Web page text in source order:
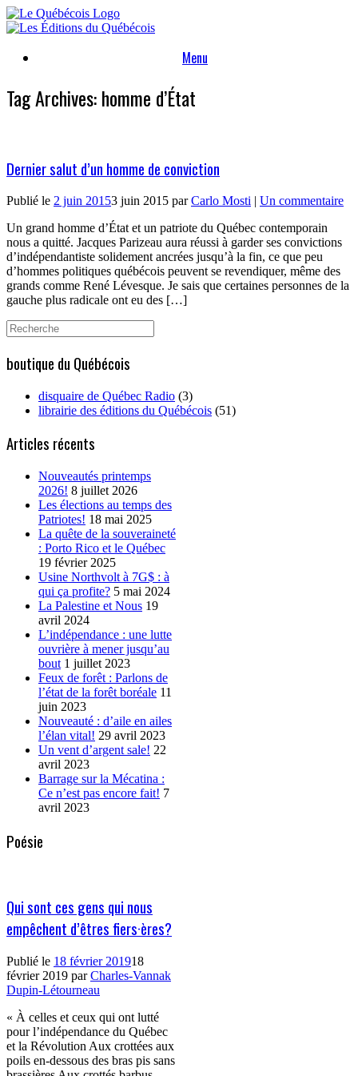
Skip
to
Menu
Tag Archives:homme d’État
Dernier salut d’un homme de conviction
Publié le 2 juin 20153 juin 2015 parCarlo Mosti | Un commentaire
Un grand homme d’État et un patriote du Québec contemporain
nous a quitté. Jacques Parizeau aura réussi à garder ses convictions
d’indépendantiste solidement ancrées jusqu’à la fin, ce que peu
d’hommes politiques québécois peuvent se revendiquer, même des
grands comme René Lévesque. Je sais que certaines personnes de la
gauche plus radicale ont eu des […]
Search
for:
boutique du Québécois
disquaire de Québec Radio (3)
librairie des éditions du Québécois (51)
Articles récents
Nouveautés printemps
2026! 8 juillet 2026
Les élections au temps des
Patriotes! 18 mai 2025
La quête de la souveraineté
: Porto Rico et le Québec
19 février 2025
Usine Northvolt à 7G$ : à
qui ça profite? 5 mai 2024
La Palestine et Nous 19
avril 2024
L’indépendance : une lutte
ouvrière à mener jusqu’au
bout 1 juillet 2023
Feux de forêt : Parlons de
l’état de la forêt boréale 11
juin 2023
Nouveauté : d’aile en ailes
l’élan vital! 29 avril 2023
Un vent d’argent sale! 22
avril 2023
Barrage sur la Mécatina :
Ce n’est pas encore fait! 7
avril 2023
Poésie
Qui sont ces gens qui nous
empêchent d’êtres fiers·ères?
Publié le 18 février 201918
février 2019 parCharles-Vannak
Dupin-Létourneau
« À celles et ceux qui ont lutté
pour l’indépendance du Québec
et la Révolution Aux crottées aux
poils en-dessous des bras pis sans